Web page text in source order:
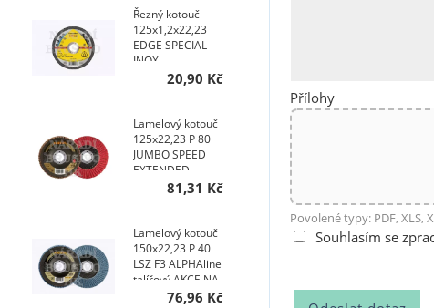
Přílohy
Povolené typy: PDF, XLS,
Souhlasím se
Řezný kotouč
125x1,2x22,23
EDGE SPECIAL
INOX
20,90 Kč
Lamelový kotouč
125x22,23 P 80
JUMBO SPEED
EXTENDED
TOPline talířový
81,31 Kč
Lamelový kotouč
150x22,23 P 40
LSZ F3 ALPHAline
talířový AKCE NA
200 KS76,96 Kč